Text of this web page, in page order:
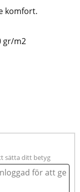
komfort.
gr/m2
sätta ditt betyg